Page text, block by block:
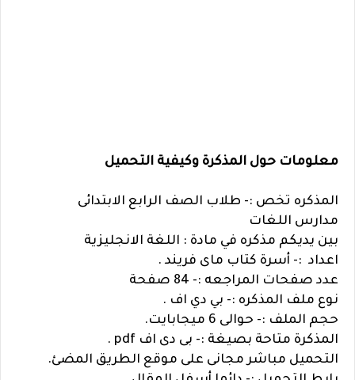
معلومات حول المذكرة وكيفية التحميل
المذكره تخص :- طلاب الصف الرابع الابتدائى
مدارس اللغات
بين يديكم مذكره في مادة : اللغة الانجليزية
اعداد :- أسرة كتاب ماى فريند .
عدد صفحات المراجعه :- 84 صفحة
نوع ملف المذكره :- بي دي اف .
حجم الملف :- حوالى 6 ميجابايت.
المذكرة متاحة بصيغة :- بى دى اف pdf .
التحميل مباشر مجانى على موقع الطريق المضئ.